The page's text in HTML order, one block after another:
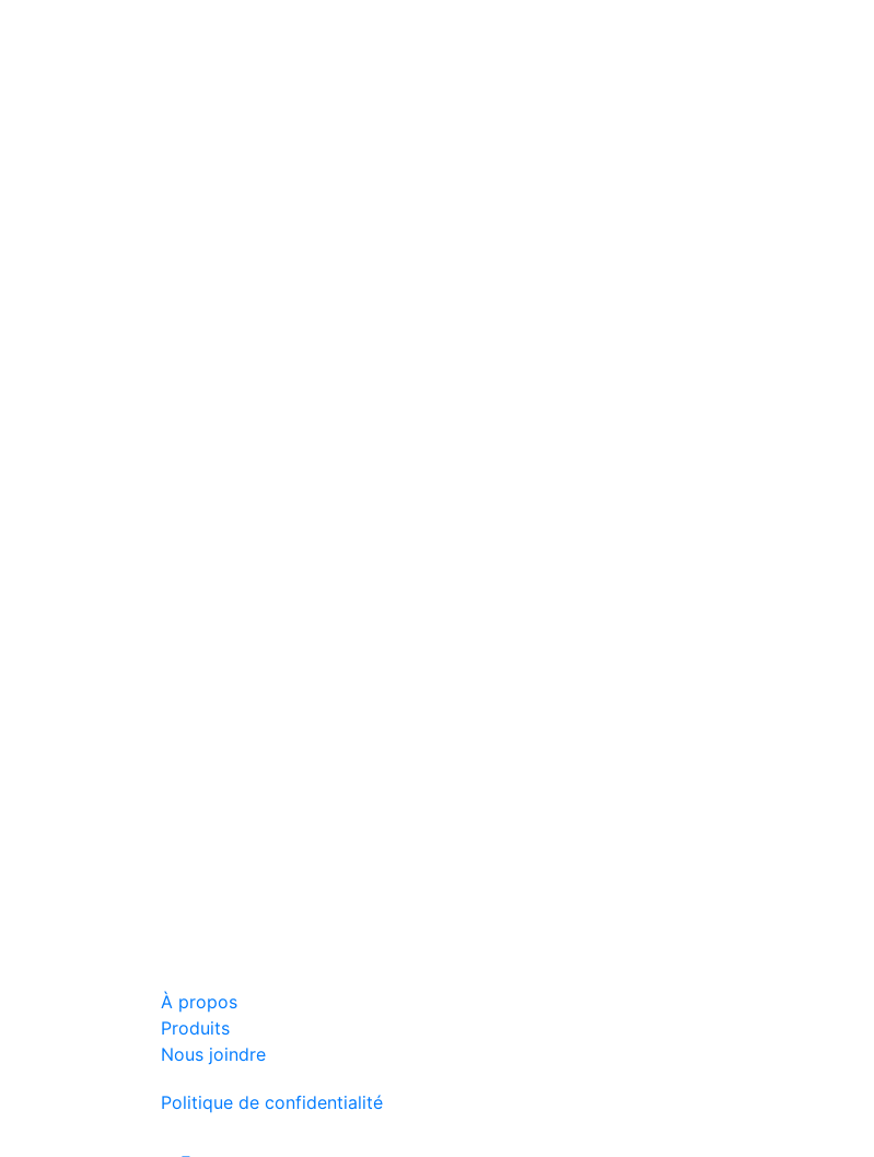
À propos
Produits
Nous joindre
Politique de confidentialité